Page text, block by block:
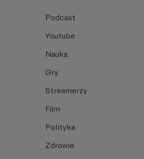
Podcast
Youtube
Nauka
Gry
Streamerzy
Film
Polityka
Zdrowie